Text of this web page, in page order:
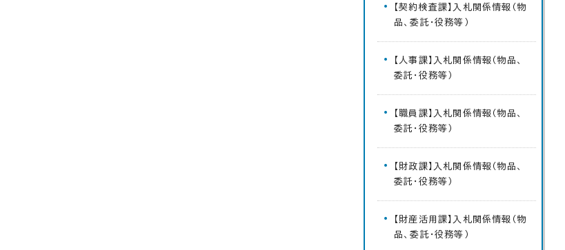
【契約検査課】入札関係情報（物
品、委託・役務等）
【人事課】入札関係情報（物品、
委託・役務等）
【職員課】入札関係情報（物品、
委託・役務等）
【財政課】入札関係情報（物品、
委託・役務等）
【財産活用課】入札関係情報（物
品、委託・役務等）